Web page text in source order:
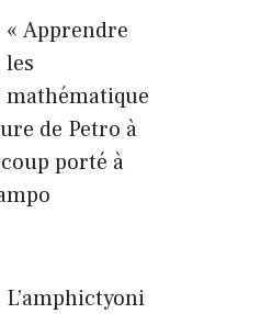
« Apprendre
les
mathématique
de Petro à
porté à
L’amphictyoni